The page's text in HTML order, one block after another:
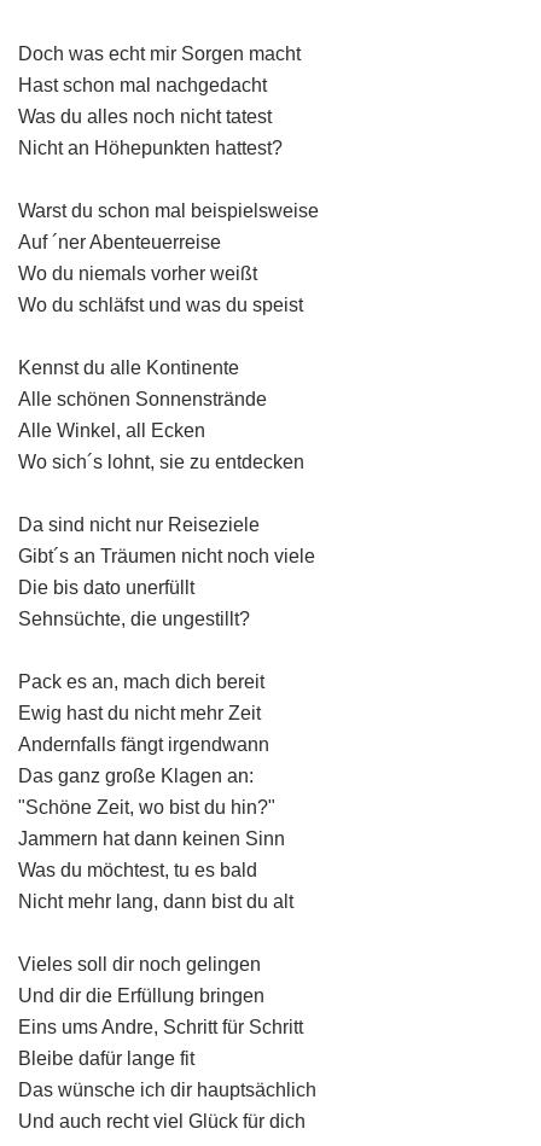
Doch was echt mir Sorgen macht
Hast schon mal nachgedacht
Was du alles noch nicht tatest
Nicht an Höhepunkten hattest?
Warst du schon mal beispielsweise
Auf ´ner Abenteuerreise
Wo du niemals vorher weißt
Wo du schläfst und was du speist
Kennst du alle Kontinente
Alle schönen Sonnenstrände
Alle Winkel, all Ecken
Wo sich´s lohnt, sie zu entdecken
Da sind nicht nur Reiseziele
Gibt´s an Träumen nicht noch viele
Die bis dato unerfüllt
Sehnsüchte, die ungestillt?
Pack es an, mach dich bereit
Ewig hast du nicht mehr Zeit
Andernfalls fängt irgendwann
Das ganz große Klagen an:
"Schöne Zeit, wo bist du hin?"
Jammern hat dann keinen Sinn
Was du möchtest, tu es bald
Nicht mehr lang, dann bist du alt
Vieles soll dir noch gelingen
Und dir die Erfüllung bringen
Eins ums Andre, Schritt für Schritt
Bleibe dafür lange fit
Das wünsche ich dir hauptsächlich
Und auch recht viel Glück für dich